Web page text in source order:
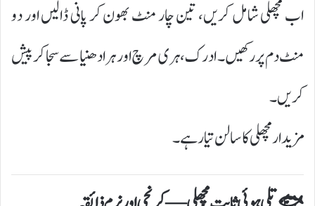
اب مچھلی شامل کریں، تین چار منٹ بھون کر پانی ڈالیں اور دو
منٹ دم پر رکھیں۔ ادرک، ہری مرچ اور ہرا دھنیا سے سجا کر پیش
کریں۔
مزیدار مچھلی کا سالن تیار ہے۔